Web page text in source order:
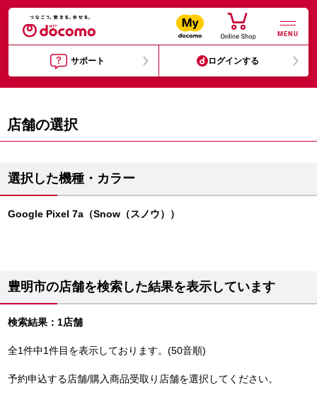
MENU
サポート ログインする
店舗の選択
選択した機種・カラー
Google Pixel 7a（Snow（スノウ））
豊明市の店舗を検索した結果を表示しています
検索結果：1店舗
全1件中1件目を表示しております。(50音順)
予約申込する店舗/購入商品受取り店舗を選択してください。